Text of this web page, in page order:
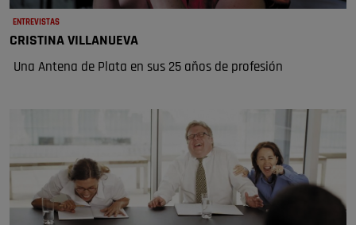
ENTREVISTAS
CRISTINA VILLANUEVA
Una Antena de Plata en sus 25 años de profesión